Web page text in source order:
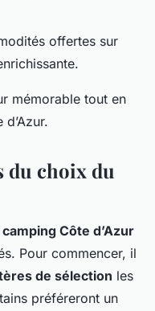
offertes sur
mémorable tout en
du choix du
Côte d’Azur
Pour commencer, il
de sélection les
préféreront un